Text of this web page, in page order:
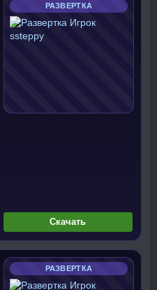
РАЗВЕРТКА
Скачать
РАЗВЕРТКА